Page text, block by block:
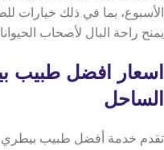
الأسبوع، بما في ذلك خيارات
يمنح راحة البال لأصحاب
اسعار افضل طبيب
الساحل